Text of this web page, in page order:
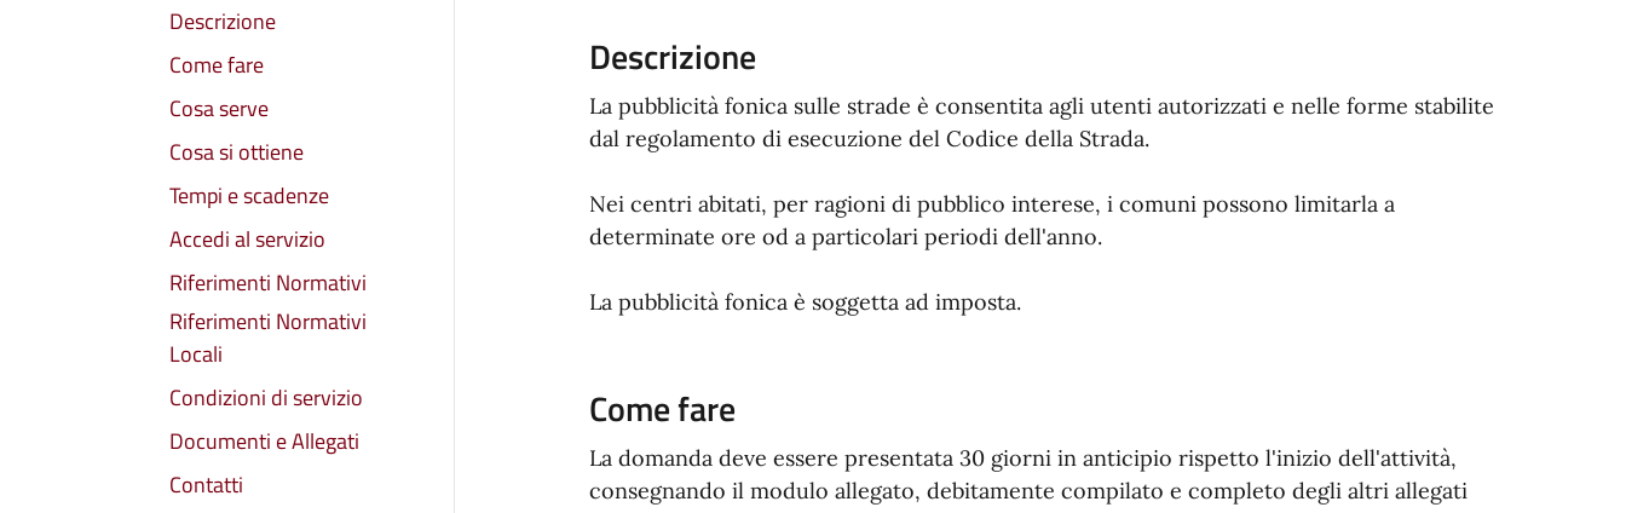
Descrizione
Come fare
Cosa serve
Cosa si ottiene
Tempi e scadenze
Accedi al servizio
Riferimenti Normativi
Riferimenti Normativi
Locali
Condizioni di servizio
Documenti e Allegati
Contatti
Descrizione
La pubblicità fonica sulle strade è consentita agli utenti autorizzati e nelle forme stabilite
dal regolamento di esecuzione del Codice della Strada.
Nei centri abitati, per ragioni di pubblico interese, i comuni possono limitarla a
determinate ore od a particolari periodi dell'anno.
La pubblicità fonica è soggetta ad imposta.
Come fare
La domanda deve essere presentata 30 giorni in anticipio rispetto l'inizio dell'attività,
consegnando il modulo allegato, debitamente compilato e completo degli altri allegati